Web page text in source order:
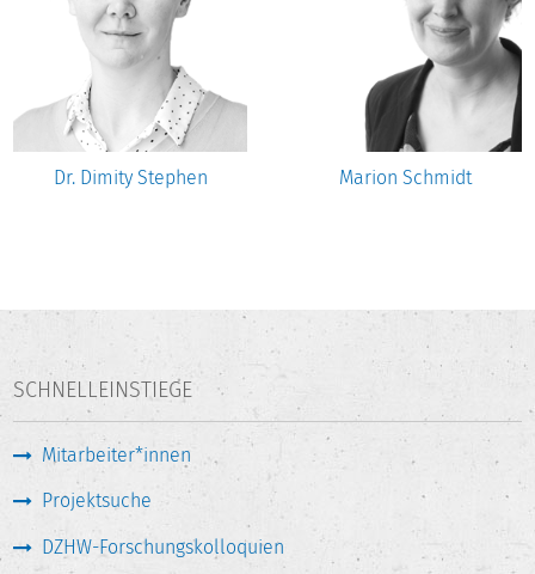
Dr. Dimity Stephen Marion Schmidt
SCHNELLEINSTIEGE
Mitarbeiter*innen
Projektsuche
DZHW-Forschungskolloquien